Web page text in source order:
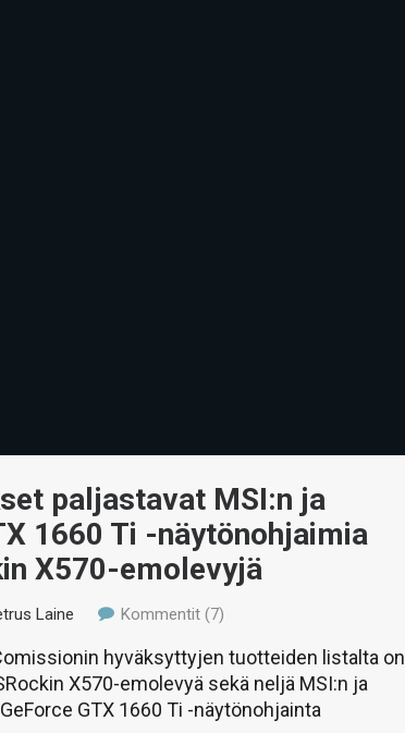
paljastavat MSI:n ja
1660 Ti -näytönohjaimia
X570-emolevyjä
Laine Kommentit (7)
hyväksyttyjen tuotteiden listalta on
X570-emolevyä sekä neljä MSI:n ja
GTX 1660 Ti -näytönohjainta